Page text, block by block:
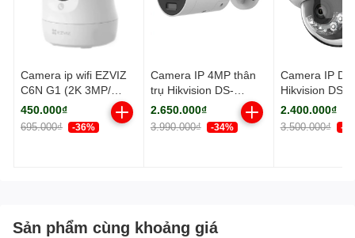
Camera ip wifi EZVIZ
C6N G1 (2K 3MP/
Quay quét)
450.000₫
695.000₫ -36%
Camera IP 4MP thân
trụ Hikvision DS-
2CD2043G2-LI2U
HUN 4mm
2.650.000₫
3.990.000₫ -34%
Camera IP
Hikvision DS-
2CD2123G2-
2.400.000₫
3.500.000₫ -
Sản phẩm cùng khoảng giá